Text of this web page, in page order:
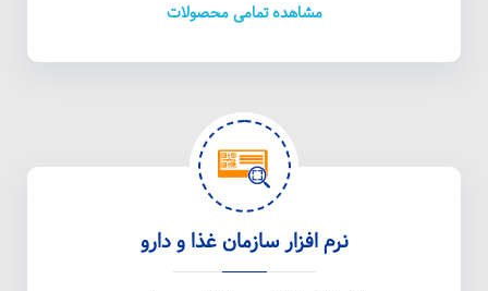
مشاهده تمامی محصولات
نرم افزار سازمان غذا و دارو